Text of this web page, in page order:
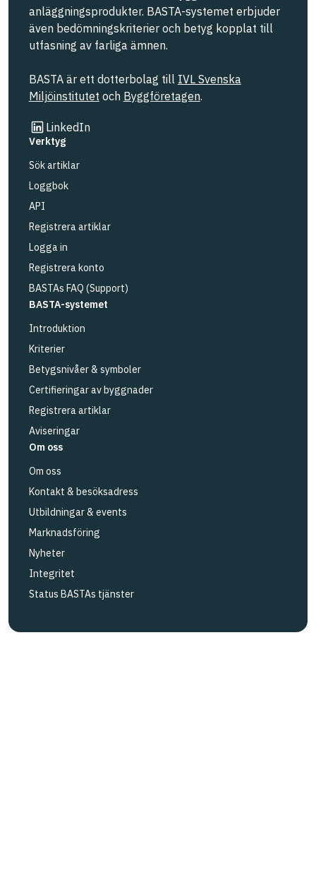
anläggningsprodukter. BASTA-systemet erbjuder
även bedömningskriterier och betyg kopplat till
utfasning av farliga ämnen.
BASTA är ett dotterbolag till IVL Svenska
Miljöinstitutet och Byggföretagen.
LinkedIn
Länk till annan webbplats
Verktyg
Sök artiklar
Loggbok
API
Registrera artiklar
Logga in
Registrera konto
BASTAs FAQ (Support)
BASTA-systemet
Introduktion
Kriterier
Betygsnivåer & symboler
Certifieringar av byggnader
Registrera artiklar
Aviseringar
Om oss
Om oss
Kontakt & besöksadress
Utbildningar & events
Marknadsföring
Nyheter
Integritet
Status BASTAs tjänster